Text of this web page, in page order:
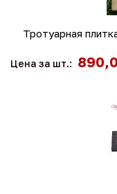
Тротуарная
Цена за шт.: